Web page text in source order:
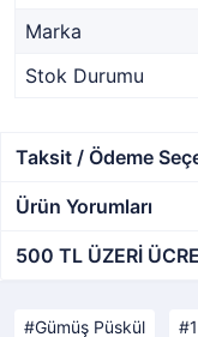
Marka
Stok Durumu
Taksit / Ödeme
Ürün Yorumları
500 TL ÜZERİ
Gümüş Püskül